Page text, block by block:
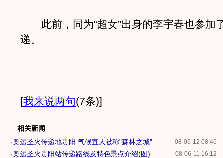
此前，同为“超女”出身的李宇春也参加
递。
[我来说两句(7条)]
相关新闻
08-06-12 08:46
·奥运圣火传递地贵阳 气候宜人被称"森林之城"
08-06-11 16:12
·奥运圣火贵阳站传递路线及特色景点介绍(图)